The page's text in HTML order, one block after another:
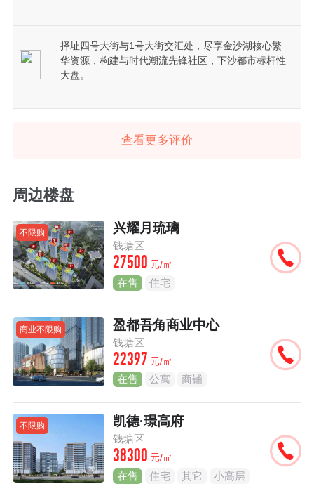
择址四号大街与1号大街交汇处，尽享金沙湖核心繁
华资源，构建与时代潮流先锋社区，下沙都市标杆性
大盘。
查看更多评价
周边楼盘
不限购 兴耀月琉璃
钱塘区
27500 元/㎡
在售 住宅
商业不限购 盈都吾角商业中心
钱塘区
22397 元/㎡
在售 公寓 商铺
不限购 凯德·璟高府
钱塘区
38300 元/㎡
在售 住宅 其它 小高层